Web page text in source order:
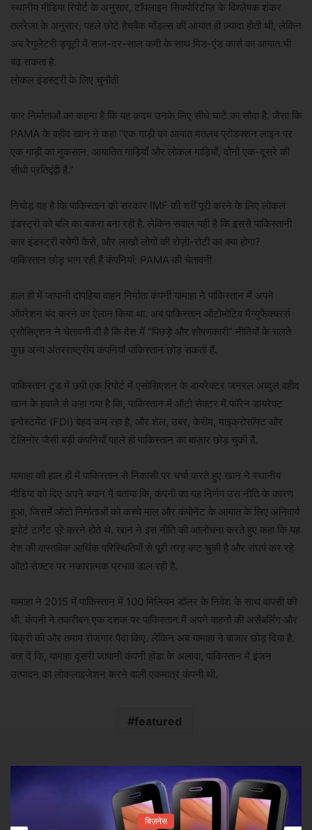
स्थानीय मीडिया रिपोर्ट के अनुसार, टॉपलाइन सिक्योरिटीज़ के विश्लेषक शंकर
तलरेजा के अनुसार, पहले छोटे हैचबैक मॉडल्स की आयात ही ज़्यादा होती थी, लेकिन
अब रेगुलेटरी ड्यूटी में साल-दर-साल कमी के साथ मिड-एंड कार्स का आयात भी
बढ़ सकता है.
लोकल इंडस्ट्री के लिए चुनौती
कार निर्माताओं का कहना है कि यह क़दम उनके लिए सीधे घाटे का सौदा है. जैसा कि
PAMA के वहीद खान ने कहा “एक गाड़ी का आयात मतलब प्रोडक्शन लाइन पर
एक गाड़ी का नुकसान. आयातित गाड़ियाँ और लोकल गाड़ियाँ, दोनों एक-दूसरे की
सीधी प्रतिद्वंद्वी हैं.”
निचोड़ यह है कि पाकिस्तान की सरकार IMF की शर्तें पूरी करने के लिए लोकल
इंडस्ट्री को बलि का बकरा बना रही है. लेकिन सवाल यही है कि इससे पाकिस्तानी
कार इंडस्ट्री बचेगी कैसे, और लाखों लोगों की रोज़ी-रोटी का क्या होगा?
पाकिस्तान छोड़ भाग रही हैं कंपनियां: PAMA की चेतावनी
हाल ही में जापानी दोपहिया वाहन निर्माता कंपनी यामाहा ने पाकिस्तान में अपने
ऑपरेशन बंद करने का ऐलान किया था. अब पाकिस्तान ऑटोमोटिव मैन्युफैक्चरर्स
एसोसिएशन ने चेतावनी दी है कि देश में “पिछड़े और शोषणकारी” नीतियों के चलते
कुछ अन्य अंतरराष्ट्रीय कंपनियाँ पाकिस्तान छोड़ सकती हैं.
पाकिस्तान टुड में छपी एक रिपोर्ट में एसोसिएशन के डायरेक्टर जनरल अब्दुल वहीद
खान के हवाले से कहा गया है कि, पाकिस्तान में ऑटो सेक्टर में फॉरेन डायरेक्ट
इन्वेस्टमेंट (FDI) बेहद कम रहा है, और शेल, उबर, केरीम, माइक्रोसॉफ्ट और
टेलिनोर जैसी बड़ी कंपनियाँ पहले ही पाकिस्तान का बाज़ार छोड़ चुकी हैं.
यामाहा की हाल ही में पाकिस्तान से निकासी पर चर्चा करते हुए खान ने स्थानीय
मीडिया को दिए अपने बयान में बताया कि, कंपनी का यह निर्णय उस नीति के कारण
हुआ, जिसमें ऑटो निर्माताओं को कच्चे माल और कंपोनेंट के आयात के लिए अनिवार्य
इंपोर्ट टार्गेट पूरे करने होते थे. खान ने इस नीति की आलोचना करते हुए कहा कि यह
देश की वास्तविक आर्थिक परिस्थितियों से पूरी तरह कट चुकी है और संघर्ष कर रहे
ऑटो सेक्टर पर नकारात्मक प्रभाव डाल रही है.
यामाहा ने 2015 में पाकिस्तान में 100 मिलियन डॉलर के निवेश के साथ वापसी की
थी. कंपनी ने तकरीबन एक दशक पर पाकिस्तान में अपने वाहनों की असेंबलिंग और
बिक्री की और तमाम रोजगार पैदा किए. लेकिन अब यामाहा ने बाजार छोड़ दिया है.
बता दें कि, यामाहा दूसरी जापानी कंपनी होंडा के अलावा, पाकिस्तान में इंजन
उत्पादन का लोकलाइजेशन करने वाली एकमात्र कंपनी थी.
featured
बिज़नेस